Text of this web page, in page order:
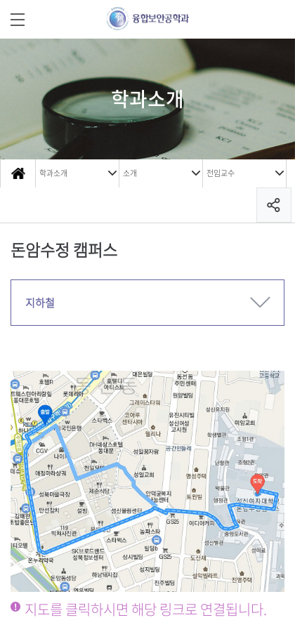
학과소개
학과소개 소개 전임교수
돈암수정 캠퍼스
지하철
지도를 클릭하시면 해당 링크로 연결됩니다.